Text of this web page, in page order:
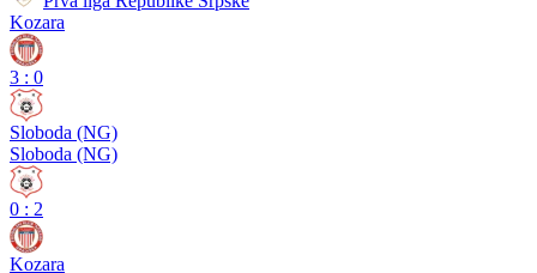
Kozara
3 : 0
Sloboda (NG)
Sloboda (NG)
0 : 2
Kozara